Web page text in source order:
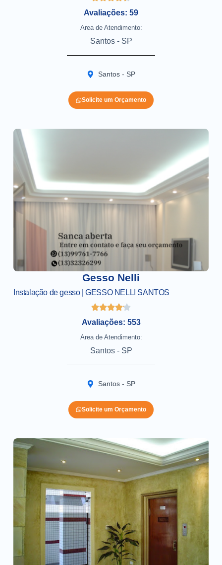
Avaliações: 59
Area de Atendimento:
Santos - SP
Santos - SP
Solicite um Orçamento
Gesso Nelli
Instalação de gesso | GESSO NELLI SANTOS
Avaliações: 553
Area de Atendimento:
Santos - SP
Santos - SP
Solicite um Orçamento